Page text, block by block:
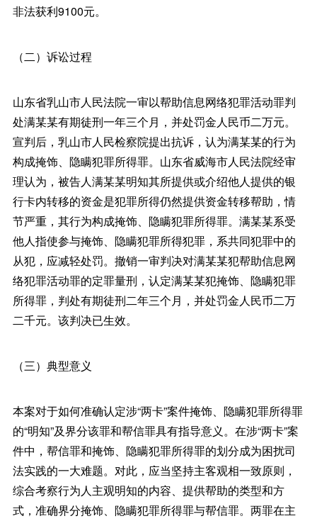
非法获利9100元。
（二）诉讼过程
山东省乳山市人民法院一审以帮助信息网络犯罪活动罪判
处满某某有期徒刑一年三个月，并处罚金人民币二万元。
宣判后，乳山市人民检察院提出抗诉，认为满某某的行为
构成掩饰、隐瞒犯罪所得罪。山东省威海市人民法院经审
理认为，被告人满某某明知其所提供或介绍他人提供的银
行卡内转移的资金是犯罪所得仍然提供资金转移帮助，情
节严重，其行为构成掩饰、隐瞒犯罪所得罪。满某某系受
他人指使参与掩饰、隐瞒犯罪所得犯罪，系共同犯罪中的
从犯，应减轻处罚。撤销一审判决对满某某犯帮助信息网
络犯罪活动罪的定罪量刑，认定满某某犯掩饰、隐瞒犯罪
所得罪，判处有期徒刑二年三个月，并处罚金人民币二万
二千元。该判决已生效。
（三）典型意义
本案对于如何准确认定涉“两卡”案件掩饰、隐瞒犯罪所得罪
的“明知”及界分该罪和帮信罪具有指导意义。在涉“两卡”案
件中，帮信罪和掩饰、隐瞒犯罪所得罪的划分成为困扰司
法实践的一大难题。对此，应当坚持主客观相一致原则，
综合考察行为人主观明知的内容、提供帮助的类型和方
式，准确界分掩饰、隐瞒犯罪所得罪与帮信罪。两罪在主